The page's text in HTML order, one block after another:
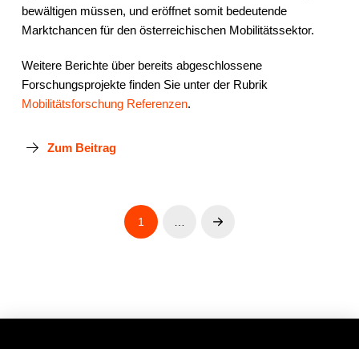
bewältigen müssen, und eröffnet somit bedeutende
Marktchancen für den österreichischen Mobilitätssektor.
Weitere Berichte über bereits abgeschlossene
Forschungsprojekte finden Sie unter der Rubrik
Mobilitätsforschung Referenzen.
Zum Beitrag
1 … Next